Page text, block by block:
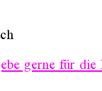
gerne für